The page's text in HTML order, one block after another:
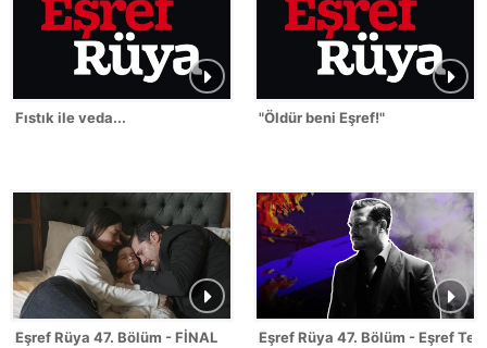
Fıstık ile veda... "Öldür beni Eşref!"
Eşref Rüya 47. Bölüm - FİNAL Eşref Rüya 47. Bölüm - Eşref